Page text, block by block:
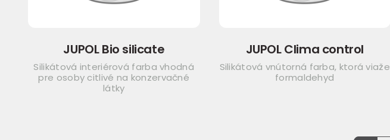
JUPOL Bio silicate
Silikátová interiérová farba vhodná
pre osoby citlivé na konzervačné
látky
JUPOL Clima control
Silikátová vnútorná farba, ktorá viaže
formaldehyd